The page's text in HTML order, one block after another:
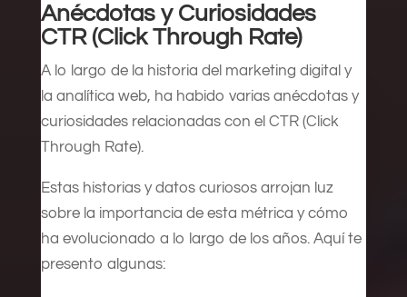
Anécdotas y Curiosidades
CTR (Click Through Rate)
A lo largo de la historia del marketing digital y
la analítica web, ha habido varias anécdotas y
curiosidades relacionadas con el CTR (Click
Through Rate).
Estas historias y datos curiosos arrojan luz
sobre la importancia de esta métrica y cómo
ha evolucionado a lo largo de los años. Aquí te
presento algunas: